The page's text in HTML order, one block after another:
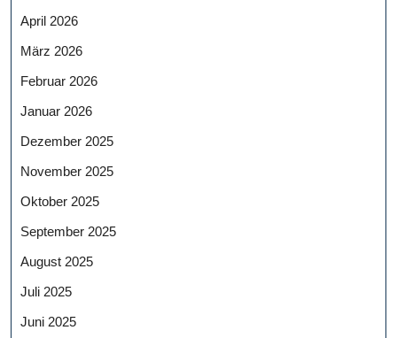
April 2026
März 2026
Februar 2026
Januar 2026
Dezember 2025
November 2025
Oktober 2025
September 2025
August 2025
Juli 2025
Juni 2025